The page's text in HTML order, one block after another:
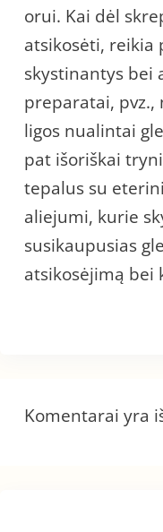
orui. Kai dėl
atsikosėti, reikia
skystinantys bei
preparatai, pvz.,
ligos nualintai
pat išoriškai
tepalus su
aliejumi, kurie
susikaupusias
atsikosėjimą bei
Komentarai yra